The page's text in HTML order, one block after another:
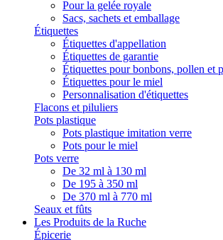
Pour la gelée royale
Sacs, sachets et emballage
Étiquettes
Étiquettes d'appellation
Étiquettes de garantie
Étiquettes pour bonbons, pollen et
Étiquettes pour le miel
Personnalisation d'étiquettes
Flacons et piluliers
Pots plastique
Pots plastique imitation verre
Pots pour le miel
Pots verre
De 32 ml à 130 ml
De 195 à 350 ml
De 370 ml à 770 ml
Seaux et fûts
Les Produits de la Ruche
Épicerie